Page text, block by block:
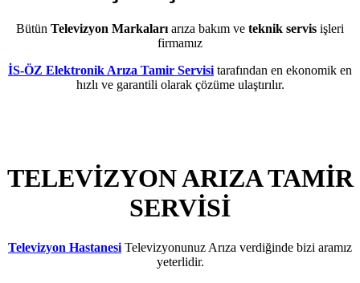
Bütün Televizyon Markaları arıza bakım ve teknik servis işleri
firmamız
İS-ÖZ Elektronik Arıza Tamir Servisi tarafından en ekonomik en
hızlı ve garantili olarak çözüme ulaştırılır.
TELEVİZYON ARIZA TAMİR
SERVİSİ
Televizyon Hastanesi Televizyonunuz Arıza verdiğinde bizi aramız
yeterlidir.